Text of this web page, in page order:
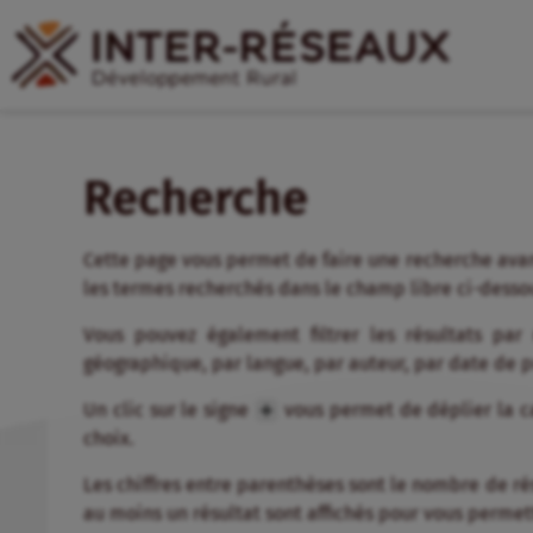
Recherche
Cette page vous permet de faire une recherche
les termes recherchés dans le champ libre ci-
Vous pouvez également filtrer les résultats
géographique, par langue, par auteur, par date de
Un clic sur le signe
vous permet de déplier la
choix.
Les chiffres entre parenthèses sont le nombre de
au moins un résultat sont affichés pour vous